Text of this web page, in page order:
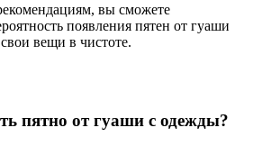
вы сможете
появления пятен от гуаши
вещи в чистоте.
пятно от гуаши с одежды?